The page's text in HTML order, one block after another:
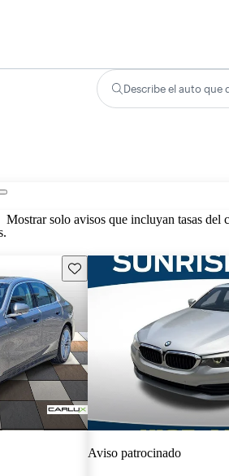
Describe el auto que
Mostrar solo avisos que incluyan tasas del
Guarda este Aviso
Aviso patrocinado